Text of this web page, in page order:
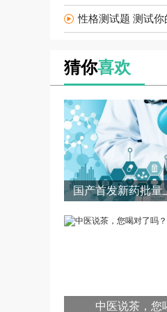
性格测试题 测试
猜你喜欢
国产首发新药批量
中医说茶，您